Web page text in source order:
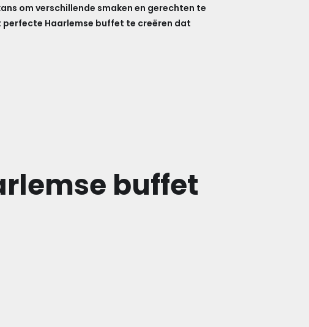
om verschillende smaken en gerechten te
perfecte Haarlemse buffet te creëren dat
buffet